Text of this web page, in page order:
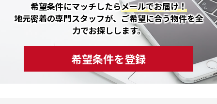
希望条件にマッチしたらメールでお届け！
地元密着の専門スタッフが、ご希望に合う物件を全
力でお探しします。
希望条件を登録